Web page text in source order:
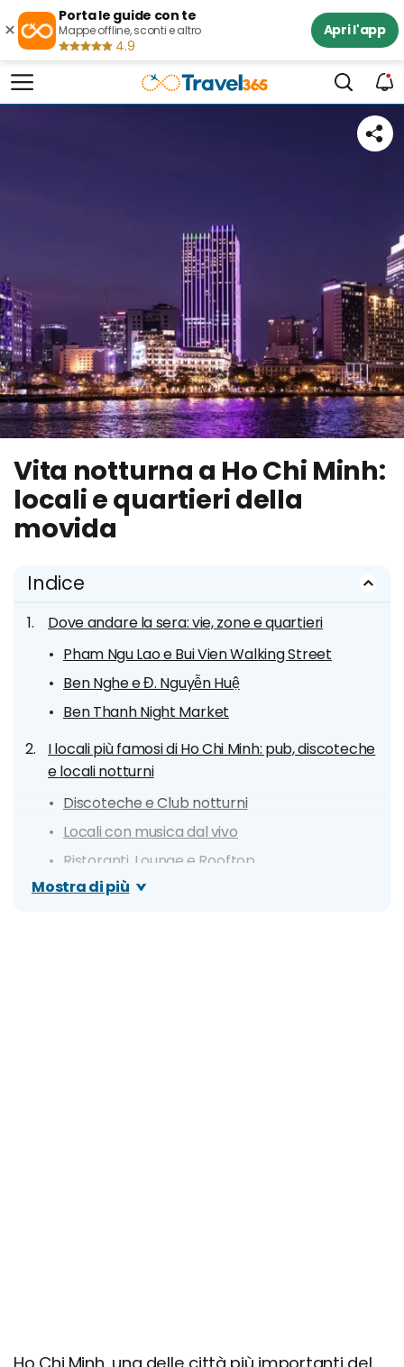
×
Porta le guide con te
Mappe offline, sconti e altro
4.9
Apri l'app
Vita notturna a Ho Chi Minh:
locali e quartieri della
movida
Indice
Dove andare la sera: vie, zone e quartieri
Pham Ngu Lao e Bui Vien Walking Street
Ben Nghe e Đ. Nguyễn Huệ
Ben Thanh Night Market
I locali più famosi di Ho Chi Minh: pub, discoteche
e locali notturni
Discoteche e Club notturni
Locali con musica dal vivo
Ristoranti, Lounge e Rooftop
Bar e pub
Mostra di più